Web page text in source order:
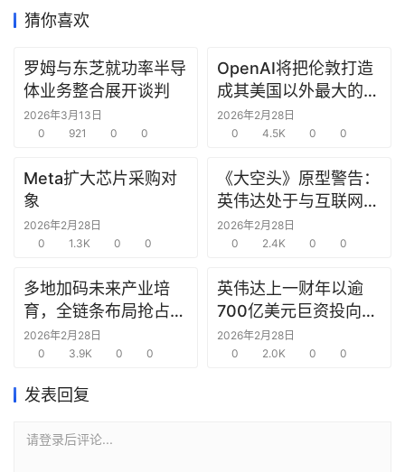
数
据
研
创
投
商
机
圈
猜你喜欢
罗姆与东芝就功率半导
体业务整合展开谈判
2026年3月13日
0
921 0 0
OpenAI将把伦敦打造
成其美国以外最大的研
究中心
2026年2月28日
0
4.5K 0 0
Meta扩大芯片采购对
象
2026年2月28日
0
1.3K 0 0
《大空头》原型警告：
英伟达处于与互联网泡
沫时期思科同样的“危
险境地”
2026年2月28日
0
2.4K 0 0
多地加码未来产业培
育，全链条布局抢占新
赛道先机
2026年2月28日
0
3.9K 0 0
英伟达上一财年以逾
700亿美元巨资投向合
作方，竭力巩固AI芯片
需求
2026年2月28日
0
2.0K 0 0
发表回复
请登录后评论...